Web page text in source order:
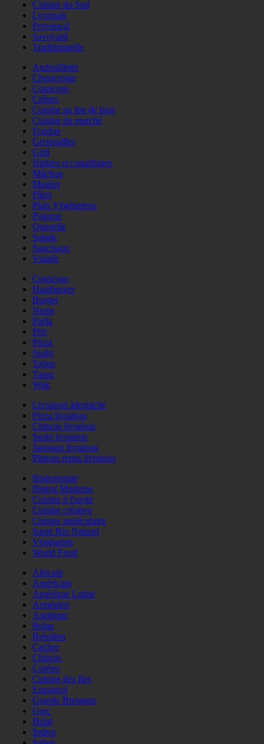
Cuisine du Sud
Lyonnais
Provençal
Savoyard
Traditionnelle
Andouillette
Choucroute
Couscous
Crêpes
Cuisine au feu de bois
Cuisine du marché
Fondue
Grenouilles
Grill
Huitres et coquillages
Mâchon
Moules
Pâtes
Plats Végétariens
Poisson
Quenelle
Salade
Saucisson
Viande
Couscous
Hamburger
Burger
Nems
Paëla
Phö
Pizza
Sushi
Tajine
Tapas
Wok
Livraison àdomicile
Pizza livraison
Chinois livraison
Sushi livraison
Japonais livraison
Plateau repas livraison
Bistronomie
Bistrot Moderne
Cuisine à l'azote
Cuisine créative
Cuisine moléculaire
Santé Bio Naturel
Végétarien
World Food
Africain
Américain
Amérique Latine
Arménien
Asiatique
Belge
Brésilien
Cacher
Chinois
Coréen
Cuisine des Iles
Espagnol
Grande Bretagne
Grec
Halal
Indien